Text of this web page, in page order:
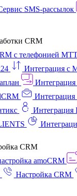
SMS-рассылок
CRM
с телефонией
Интеграция с
Интеграция
CRM
amoCRM
Настройка CRM